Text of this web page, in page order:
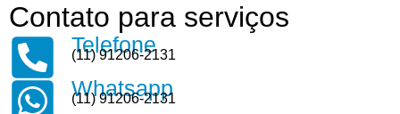
Contato para serviços
Telefone
(11) 91206-2131
Whatsapp
(11) 91206-2131